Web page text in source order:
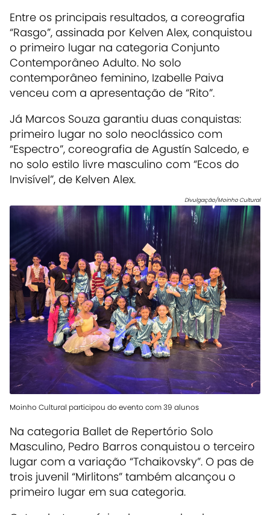
Entre os principais resultados, a coreografia
“Rasgo”, assinada por Kelven Alex, conquistou
o primeiro lugar na categoria Conjunto
Contemporâneo Adulto. No solo
contemporâneo feminino, Izabelle Paiva
venceu com a apresentação de “Rito”.
Já Marcos Souza garantiu duas conquistas:
primeiro lugar no solo neoclássico com
“Espectro”, coreografia de Agustín Salcedo, e
no solo estilo livre masculino com “Ecos do
Invisível”, de Kelven Alex.
Divulgação/Moinho Cultural
Moinho Cultural participou do evento com 39 alunos
Na categoria Ballet de Repertório Solo
Masculino, Pedro Barros conquistou o terceiro
lugar com a variação “Tchaikovsky”. O pas de
trois juvenil “Mirlitons” também alcançou o
primeiro lugar em sua categoria.